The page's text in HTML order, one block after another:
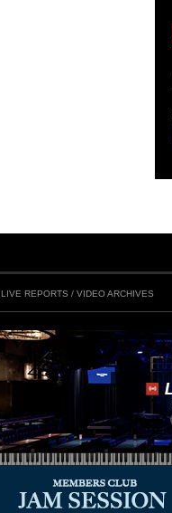
LIVE REPORTS / VIDEO ARCHIVES